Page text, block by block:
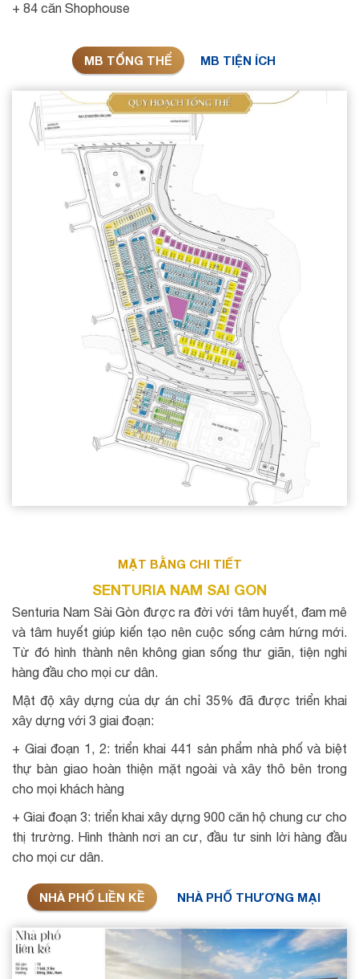
+ 84 căn Shophouse
MB TỔNG THỂ MB TIỆN ÍCH
MẶT BẰNG CHI TIẾT
SENTURIA NAM SAI GON
Senturia Nam Sài Gòn được ra đời với tâm huyết, đam mê
và tâm huyết giúp kiến tạo nên cuộc sống cảm hứng mới.
Từ đó hình thành nên không gian sống thư giãn, tiện nghi
hàng đầu cho mọi cư dân.
Mật độ xây dựng của dự án chỉ 35% đã được triển khai
xây dựng với 3 giai đoạn:
+ Giai đoạn 1, 2: triển khai 441 sản phẩm nhà phố và biệt
thự bàn giao hoàn thiện mặt ngoài và xây thô bên trong
cho mọi khách hàng
+ Giai đoạn 3: triển khai xây dựng 900 căn hộ chung cư cho
thị trường. Hình thành nơi an cư, đầu tư sinh lời hàng đầu
cho mọi cư dân.
NHÀ PHỐ LIỀN KỀ NHÀ PHỐ THƯƠNG MẠI